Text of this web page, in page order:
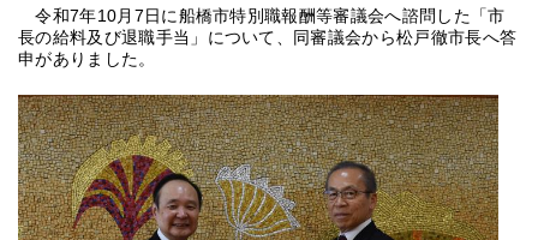
令和7年10月7日に船橋市特別職報酬等審議会へ諮問した「市
長の給料及び退職手当」について、同審議会から松戸徹市長へ答
申がありました。